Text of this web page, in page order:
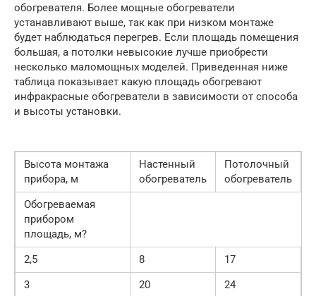
обогревателя. Более мощные обогреватели
устанавливают выше, так как при низком монтаже
будет наблюдаться перегрев. Если площадь помещения
большая, а потолки невысокие лучше приобрести
несколько маломощных моделей. Приведенная ниже
таблица показывает какую площадь обогревают
инфракрасные обогреватели в зависимости от способа
и высоты установки.
Высота монтажа
прибора, м
Настенный
обогреватель
Потолочный
обогреватель
Обогреваемая
прибором
площадь, м?
2,5
8
17
3
20
24